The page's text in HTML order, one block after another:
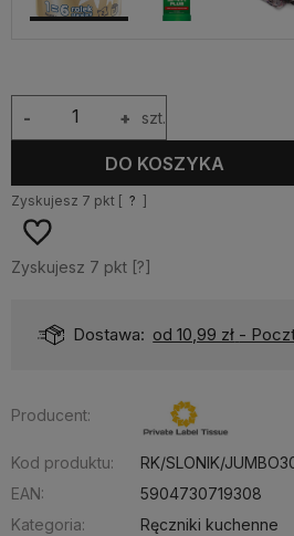
+
- szt.
DO KOSZYKA
Zyskujesz 7 pkt [ ? ]
Zyskujesz 7 pkt [?]
Dostawa: od 10,99 zł -
Producent:
Kod produktu:
RK/SLONIK/
EAN:
5904730719308
Kategoria:
Ręczniki kuchenne